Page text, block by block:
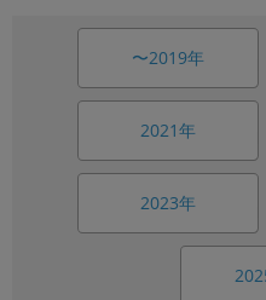
〜2019年
2021年
2023年